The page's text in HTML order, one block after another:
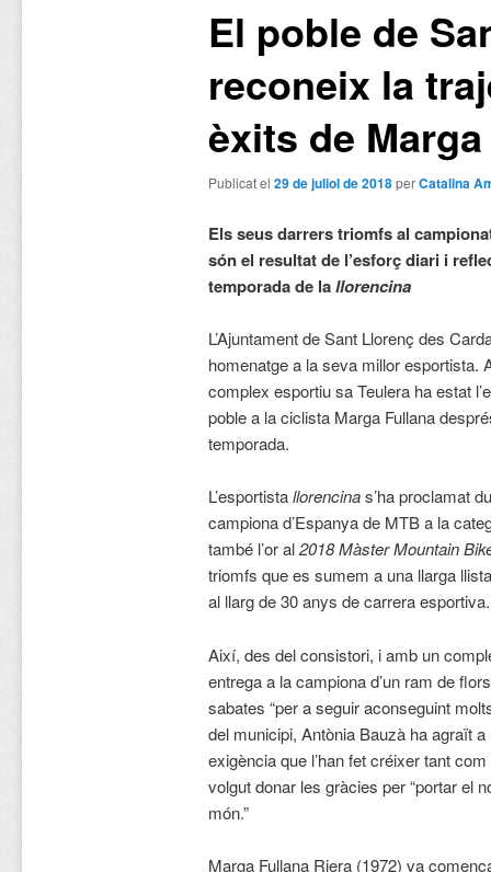
El poble de
reconeix la
èxits de
Publicat el 29 de juliol de 2018perCatalina
Els seus darrers triomfs al
són el resultat de l’esforç diari i
temporada de lallorencina
L’Ajuntament de Sant Llorenç des
homenatge a la seva millor esportista.
complex esportiu sa Teulera ha estat
poble a la ciclista Marga Fullana
temporada.
L’esportistallorencinas’ha proclamat
campiona d’Espanya de MTB a la
també l’or al2018 Màster Mountain
triomfs que es sumem a una llarga
al llarg de 30 anys de carrera esportiva.
Així, des del consistori, i amb un
entrega a la campiona d’un ram de
sabates “per a seguir aconseguint
del municipi, Antònia Bauzà ha agraït
exigència que l’han fet créixer tant
volgut donar les gràcies per “portar el
món.”
Marga Fullana Riera (1972) va